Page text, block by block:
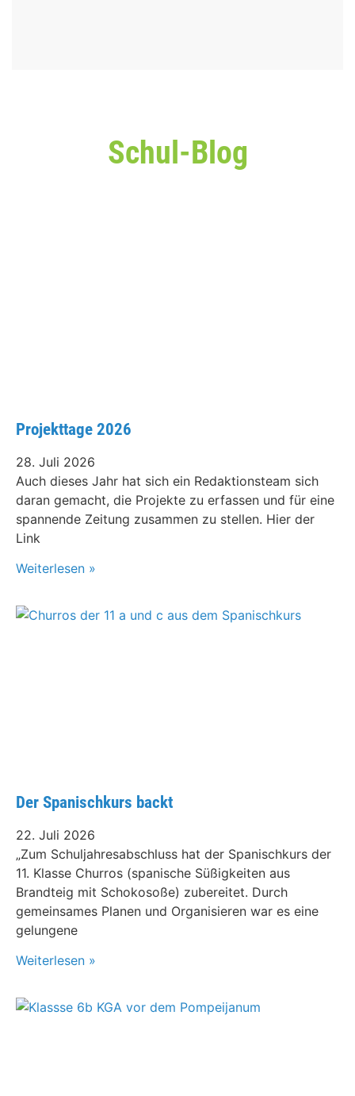
Schul-Blog
Projekttage 2026
28. Juli 2026
Auch dieses Jahr hat sich ein Redaktionsteam sich
daran gemacht, die Projekte zu erfassen und für eine
spannende Zeitung zusammen zu stellen. Hier der
Link
Weiterlesen »
Der Spanischkurs backt
22. Juli 2026
„Zum Schuljahresabschluss hat der Spanischkurs der
11. Klasse Churros (spanische Süßigkeiten aus
Brandteig mit Schokosoße) zubereitet. Durch
gemeinsames Planen und Organisieren war es eine
gelungene
Weiterlesen »